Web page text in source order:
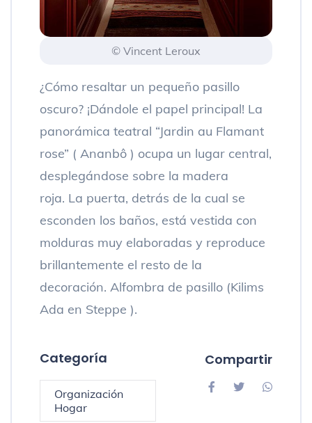
© Vincent Leroux
¿Cómo resaltar un pequeño pasillo
oscuro? ¡Dándole el papel principal! La
panorámica teatral “Jardin au Flamant
rose” ( Ananbô ) ocupa un lugar central,
desplegándose sobre la madera
roja. La puerta, detrás de la cual se
esconden los baños, está vestida con
molduras muy elaboradas y reproduce
brillantemente el resto de la
decoración. Alfombra de pasillo (Kilims
Ada en Steppe ).
Categoría
Organización
Hogar
Compartir